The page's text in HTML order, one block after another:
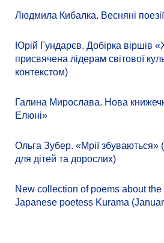
Людмила Кибалка. Весняні поезії
Юрій Гундарєв. Добірка віршів
присвячена лідерам світової
контекстом)
Галина Мирослава. Нова
Елюні»
Ольга Зубер. «Мрії збуваються»
для дітей та дорослих)
New collection of poems about
Japanese poetess Kurama